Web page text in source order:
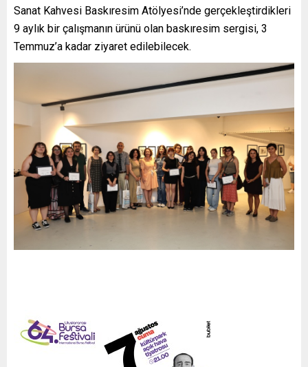
Sanat Kahvesi Baskıresim Atölyesi’nde gerçekleştirdikleri
9 aylık bir çalışmanın ürünü olan baskıresim sergisi, 3
Temmuz’a kadar ziyaret edilebilecek.